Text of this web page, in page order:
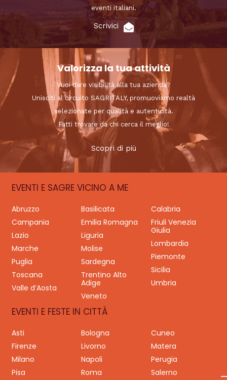
eventi italiani.
Scrivici
Valorizza la tua attività
Vuoi dare visibilità alla tua azienda?
Unisciti al circuito SAGRITALY, promuoviamo realtà
selezionate per qualità e autenticità.
Fatti trovare da chi cerca il meglio!
Scopri di più
EVENTI E SAGRE VICINO A ME
Abruzzo Basilicata
Calabria
Campania
Emilia Romagna
Friuli Venezia
Giulia
Lazio
Liguria
Lombardia
Marche
Molise
Piemonte
Puglia
Sardegna
Sicilia
Toscana
Trentino Alto
Adige
Umbria
Valle d’Aosta
Veneto
EVENTI E FESTE IN CITTÀ
Asti Bologna
Cuneo
Firenze
Livorno
Matera
Milano
Napoli
Perugia
Pisa
Roma
Salerno